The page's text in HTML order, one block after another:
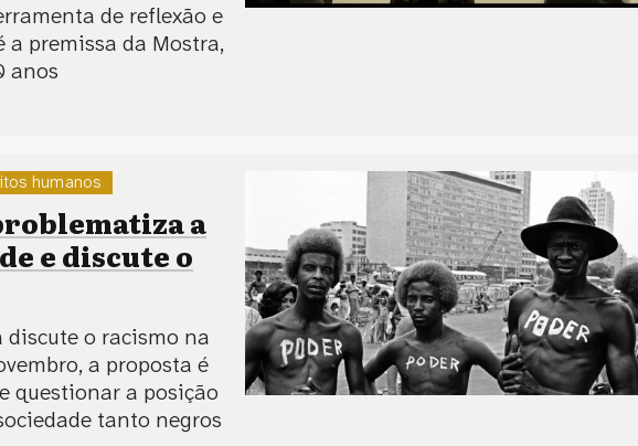
de reflexão e
a premissa da Mostra,
anos
humanos
a
e discute o
discute o racismo na
a proposta é
questionar a posição
tanto negros